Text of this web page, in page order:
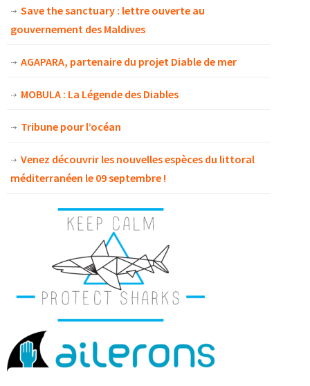
Save the sanctuary : lettre ouverte au
gouvernement des Maldives
AGAPARA, partenaire du projet Diable de mer
MOBULA : La Légende des Diables
Tribune pour l’océan
Venez découvrir les nouvelles espèces du littoral
méditerranéen le 09 septembre !